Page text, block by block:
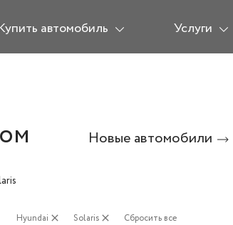
автомобиль Услуги
Новые автомобили
Hyundai close Solaris close Сбросить все